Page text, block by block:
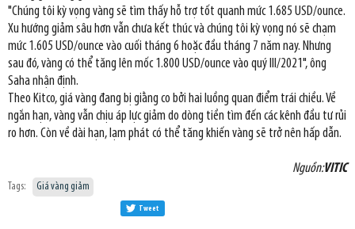
"Chúng tôi kỳ vọng vàng sẽ tìm thấy hỗ trợ tốt quanh mức 1.685 USD/ounce.
Xu hướng giảm sâu hơn vẫn chưa kết thúc và chúng tôi kỳ vọng nó sẽ chạm
mức 1.605 USD/ounce vào cuối tháng 6 hoặc đầu tháng 7 năm nay. Nhưng
sau đó, vàng có thể tăng lên mốc 1.800 USD/ounce vào quý III/2021", ông
Saha nhận định.
Theo Kitco, giá vàng đang bị giằng co bởi hai luồng quan điểm trái chiều. Về
ngắn hạn, vàng vẫn chịu áp lực giảm do dòng tiền tìm đến các kênh đầu tư rủi
ro hơn. Còn về dài hạn, lạm phát có thể tăng khiến vàng sẽ trở nên hấp dẫn.
Nguồn:VITIC
Tags: Giá vàng giảm
Tweet